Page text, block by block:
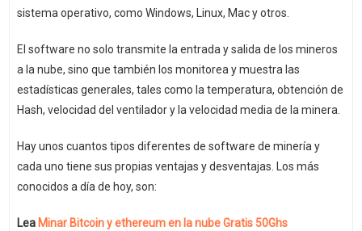
sistema operativo, como Windows, Linux, Mac y otros.
El software no solo transmite la entrada y salida de los mineros
a la nube, sino que también los monitorea y muestra las
estadísticas generales, tales como la temperatura, obtención de
Hash, velocidad del ventilador y la velocidad media de la minera.
Hay unos cuantos tipos diferentes de software de minería y
cada uno tiene sus propias ventajas y desventajas. Los más
conocidos a día de hoy, son:
Lea Minar Bitcoin y ethereum en la nube Gratis 50Ghs